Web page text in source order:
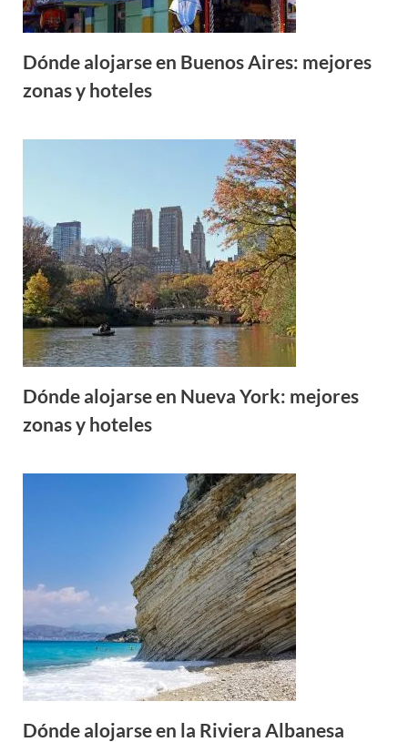
Dónde alojarse en Buenos Aires: mejores
zonas y hoteles
Dónde alojarse en Nueva York: mejores
zonas y hoteles
Dónde alojarse en la Riviera Albanesa